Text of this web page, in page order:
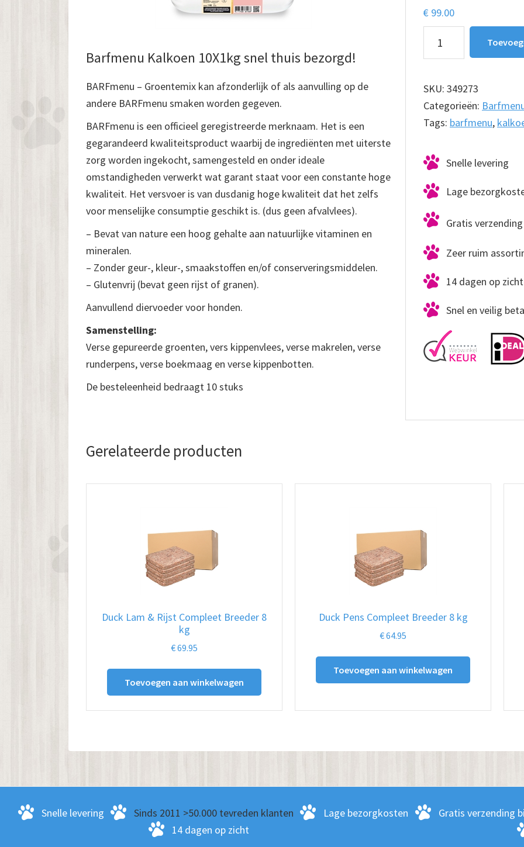
€ 99.00
Kalkoen
aantal
SKU: 349273
Categorieën:
Tags: barfmenu,
Snelle levering
Lage
Gratis
Zeer ruim
14 dagen op zicht
Snel en veilig
Barfmenu Kalkoen 10X1kg snel thuis bezorgd!
BARFmenu – Groentemix kan afzonderlijk of als aanvulling op de
andere BARFmenu smaken worden gegeven.
BARFmenu is een officieel geregistreerde merknaam. Het is een
gegarandeerd kwaliteitsproduct waarbij de ingrediënten met uiterste
zorg worden ingekocht, samengesteld en onder ideale
omstandigheden verwerkt wat garant staat voor een constante hoge
kwaliteit. Het versvoer is van dusdanig hoge kwaliteit dat het zelfs
voor menselijke consumptie geschikt is. (dus geen afvalvlees).
– Bevat van nature een hoog gehalte aan natuurlijke vitaminen en
mineralen.
– Zonder geur-, kleur-, smaakstoffen en/of conserveringsmiddelen.
– Glutenvrij (bevat geen rijst of granen).
Aanvullend diervoeder voor honden.
Samenstelling:
Verse gepureerde groenten, vers kippenvlees, verse makrelen, verse
runderpens, verse boekmaag en verse kippenbotten.
De besteleenheid bedraagt 10 stuks
Gerelateerde producten
Duck Lam & Rijst Compleet Breeder 8
kg
€69.95
Toevoegen aan winkelwagen
Duck Pens Compleet Breeder 8 kg
€64.95
Toevoegen aan winkelwagen
Snelle levering Sinds 2011 >50.000 tevreden klanten Lage bezorgkosten
Gratis verzending
14 dagen op zicht